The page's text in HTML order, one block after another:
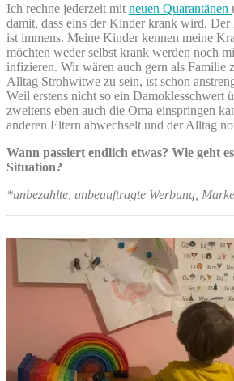
Ich rechne jederzeit mit neuen Quarantänen
damit, dass eins der Kinder krank wird.
ist immens. Meine Kinder kennen meine
möchten weder selbst krank werden noch
infizieren. Wir wären auch gern als Familie
Alltag Strohwitwe zu sein, ist schon
Weil erstens nicht so ein Damoklesschwert
zweitens eben auch die Oma einspringen
anderen Eltern abwechselt und der Alltag
Wann passiert endlich etwas? Wie geht
Situation?
*unbezahlte, unbeauftragte Werbung,